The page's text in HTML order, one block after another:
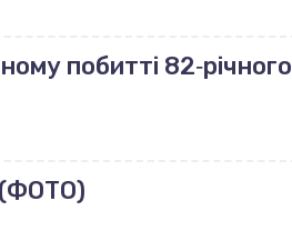
побитті 82‐річного
(ФОТО)